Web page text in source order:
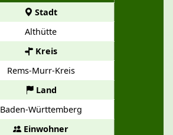
Stadt
Althütte
Kreis
Rems-Murr-Kreis
Land
Baden-Württemberg
Einwohner